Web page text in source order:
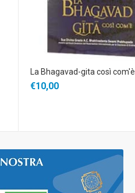
La Bhagavad-gita così com'è
€10,00